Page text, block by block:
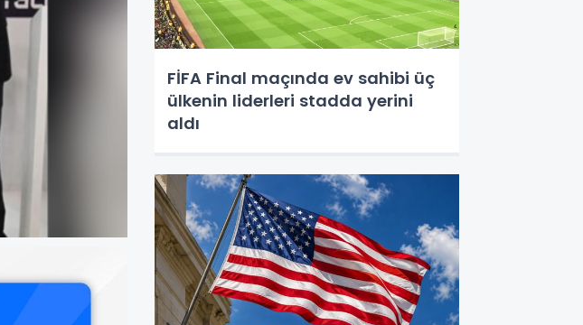
FİFA Final maçında ev sahibi üç
ülkenin liderleri stadda yerini
aldı